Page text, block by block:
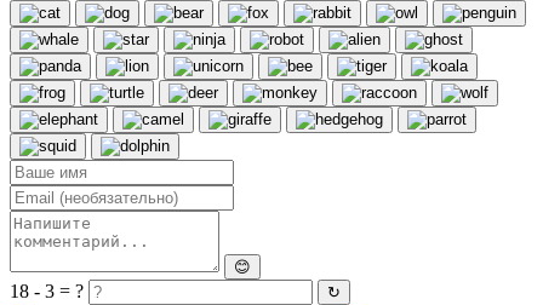
😊
18 - 3 = ? ↻